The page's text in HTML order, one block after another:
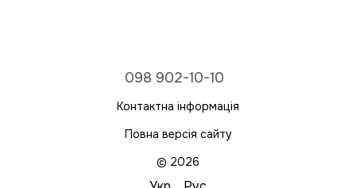
098 902-10-10
Контактна інформація
Повна версія сайту
© 2026